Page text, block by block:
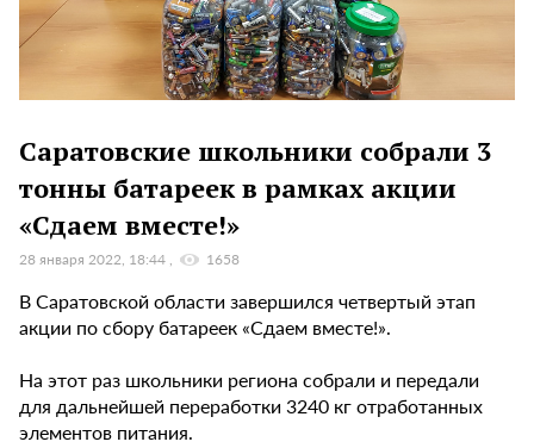
Саратовские школьники собрали 3
тонны батареек в рамках акции
«Сдаем вместе!»
28 января 2022, 18:44 1658
В Саратовской области завершился четвертый этап
акции по сбору батареек «Сдаем вместе!».
На этот раз школьники региона собрали и передали
для дальнейшей переработки 3240 кг отработанных
элементов питания.